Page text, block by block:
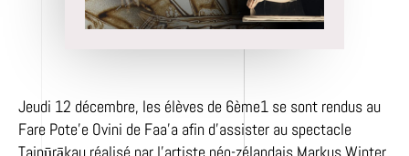
Jeudi 12 décembre, les élèves de 6ème1 se sont rendus au
Fare Pote’e Ovini de Faa’a afin d’assister au spectacle
Taipūrākau réalisé par l’artiste néo-zélandais Markus Winter.